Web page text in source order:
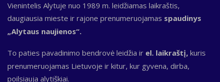
Vienintelis Alytuje nuo 1989 m. leidžiamas laikraštis,
daugiausia mieste ir rajone prenumeruojamas spaudinys
„Alytaus naujienos“.
To paties pavadinimo bendrovė leidžia ir el. laikraštį, kuris
prenumeruojamas Lietuvoje ir kitur, kur gyvena, dirba,
poilsiauja alytiškiai.